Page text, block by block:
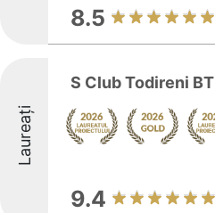
8.5
Laureați
S Club Todireni BT
9.4